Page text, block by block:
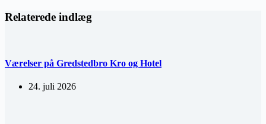
Relaterede indlæg
Værelser på Gredstedbro Kro og Hotel
24. juli 2026